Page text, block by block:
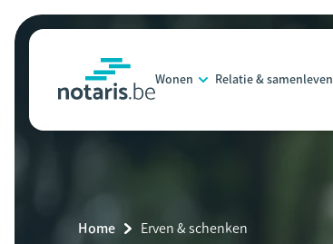
Overslaan
en
inhoud
Wonen Relatie & samenleven
Home
Current
Erven & schenken